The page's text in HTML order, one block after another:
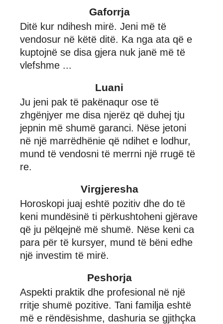
Gaforrja
Ditë kur ndihesh mirë. Jeni më të
vendosur në këtë ditë. Ka nga ata që e
kuptojnë se disa gjera nuk janë më të
vlefshme ...
Luani
Ju jeni pak të pakënaqur ose të
zhgënjyer me disa njerëz që duhej tju
jepnin më shumë garanci. Nëse jetoni
në një marrëdhënie që ndihet e lodhur,
mund të vendosni të merrni një rrugë të
re.
Virgjeresha
Horoskopi juaj eshtë pozitiv dhe do të
keni mundësinë ti përkushtoheni gjërave
që ju pëlqejnë më shumë. Nëse keni ca
para për të kursyer, mund të bëni edhe
një investim të mirë.
Peshorja
Aspekti praktik dhe profesional në një
rritje shumë pozitive. Tani familja eshtë
më e rëndësishme, dashuria se gjithçka